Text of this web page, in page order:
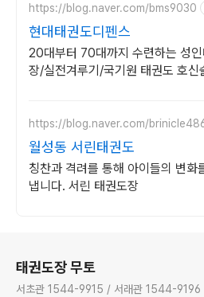
https://blog.naver.com/bms9030
현대태권도디펜스
20대부터 70대까지 수련하는 성인
장/실전겨루기/국기원 태권도 호신
https://blog.naver.com/
월성동 서린태권도
칭찬과 격려를 통해 아이들의 변화
냅니다. 서린 태권도장
태권도장 무토
서초관 1544-9915 / 서래관 1544-